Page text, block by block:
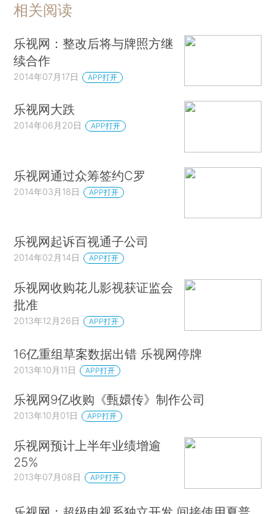
相关阅读
乐视网：整改后将与牌照方继
续合作
2014年07月17日 APP打开
乐视网大跌
2014年06月20日 APP打开
乐视网通过众筹签约C罗
2014年03月18日 APP打开
乐视网起诉百视通子公司
2014年02月14日 APP打开
乐视网收购花儿影视获证监会
批准
2013年12月26日 APP打开
16亿重组草案数据出错 乐视网停牌
2013年10月11日 APP打开
乐视网9亿收购《甄嬛传》制作公司
2013年10月01日 APP打开
乐视网预计上半年业绩增逾
25%
2013年07月08日 APP打开